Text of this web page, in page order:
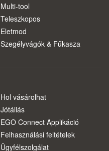
Multi-tool
Teleszkopos
Eletmod
Szegélyvágók & Fűkasza
Hol vásárolhat
Jótállás
EGO Connect Applikáció
Felhasználási feltételek
Ügyfélszolgálat